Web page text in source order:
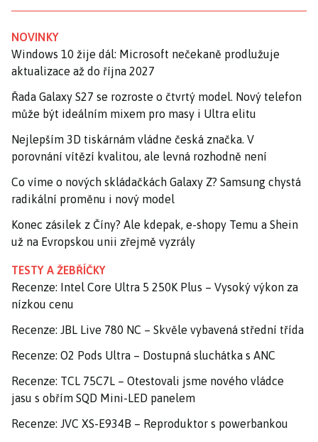
NOVINKY
Windows 10 žije dál: Microsoft nečekaně prodlužuje
aktualizace až do října 2027
Řada Galaxy S27 se rozroste o čtvrtý model. Nový telefon
může být ideálním mixem pro masy i Ultra elitu
Nejlepším 3D tiskárnám vládne česká značka. V
porovnání vítězí kvalitou, ale levná rozhodně není
Co víme o nových skládačkách Galaxy Z? Samsung chystá
radikální proměnu i nový model
Konec zásilek z Číny? Ale kdepak, e-shopy Temu a Shein
už na Evropskou unii zřejmě vyzrály
TESTY A ŽEBŘÍČKY
Recenze: Intel Core Ultra 5 250K Plus – Vysoký výkon za
nízkou cenu
Recenze: JBL Live 780 NC – Skvěle vybavená střední třída
Recenze: O2 Pods Ultra – Dostupná sluchátka s ANC
Recenze: TCL 75C7L – Otestovali jsme nového vládce
jasu s obřím SQD Mini-LED panelem
Recenze: JVC XS-E934B – Reproduktor s powerbankou